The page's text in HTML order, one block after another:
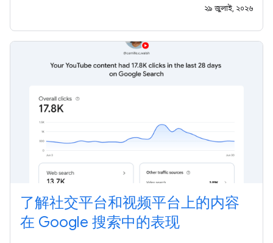
力，让您能够充分利用这些全新的数据洞见。今天，我们还发
২৯ জুলাই, ২০২৬
了解社交平台和视频平台上的内容
在 Google 搜索中的表现